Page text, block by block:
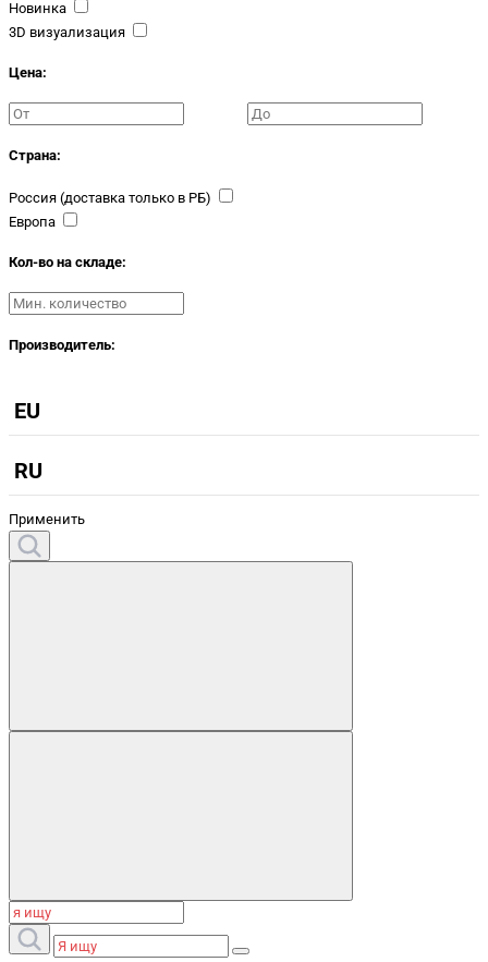
Новинка
3D визуализация
Цена:
Страна:
Россия (доставка только в РБ)
Европа
Кол-во на складе:
Производитель:
EU
RU
Применить